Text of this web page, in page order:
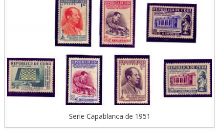
Serie Capablanca de 1951